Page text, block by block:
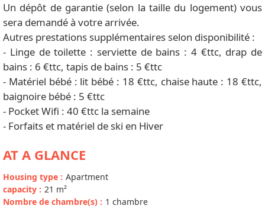
Un dépôt de garantie (selon la taille du logement) vous
sera demandé à votre arrivée.
Autres prestations supplémentaires selon disponibilité :
- Linge de toilette : serviette de bains : 4 €ttc, drap de
bains : 6 €ttc, tapis de bains : 5 €ttc
- Matériel bébé : lit bébé : 18 €ttc, chaise haute : 18 €ttc,
baignoire bébé : 5 €ttc
- Pocket Wifi : 40 €ttc la semaine
- Forfaits et matériel de ski en Hiver
AT A GLANCE
Housing type : Apartment
capacity : 21 m²
Nombre de chambre(s) : 1 chambre